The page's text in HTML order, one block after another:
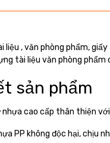
liệu , văn phòng phẩm,
tài liệu văn phòng
sản phẩm
cao cấp thân thiện
PP không độc hại, chịu